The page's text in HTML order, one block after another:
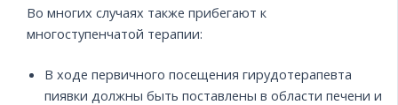
Во многих случаях также прибегают к
многоступенчатой терапии:
В ходе первичного посещения гирудотерапевта
пиявки должны быть поставлены в области печени и